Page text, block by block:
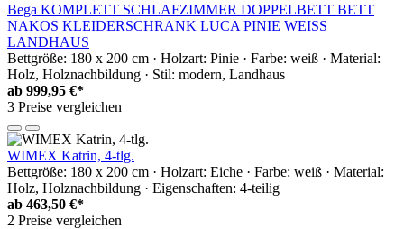
Bega KOMPLETT SCHLAFZIMMER DOPPELBETT BETT
NAKOS KLEIDERSCHRANK LUCA PINIE WEISS
LANDHAUS
Bettgröße: 180 x 200 cm · Holzart: Pinie · Farbe: weiß · Material:
Holz, Holznachbildung · Stil: modern, Landhaus
ab 999,95 €*
3 Preise vergleichen
WIMEX Katrin, 4-tlg.
Bettgröße: 180 x 200 cm · Holzart: Eiche · Farbe: weiß · Material:
Holz, Holznachbildung · Eigenschaften: 4-teilig
ab 463,50 €*
2 Preise vergleichen